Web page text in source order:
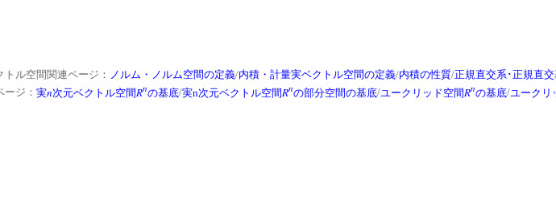
ル空間関連ページ： ノルム・ノルム空間の定義/内積・計量実ベクトル空間の定義/内積の性質/正規直交系･正規直
ジ： 実n次元ベクトル空間Rnの基底/実n次元ベクトル空間Rnの部分空間の基底/ユークリッド空間Rnの基底/ユークリ